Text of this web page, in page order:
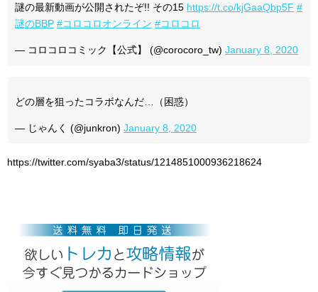
謎の最新動画が公開されたぞ!! その15 https://t.co/kjGaaQbp5F #
謎のBBP #コロコロオンライン #コロコロ
— コロコロコミック【公式】 (@corocoro_tw) January 8, 2020
どの層を狙ったコラボなんだ…（困惑）
— じゃんく (@junkron) January 8, 2020
https://twitter.com/syaba3/status/1214851000936218624